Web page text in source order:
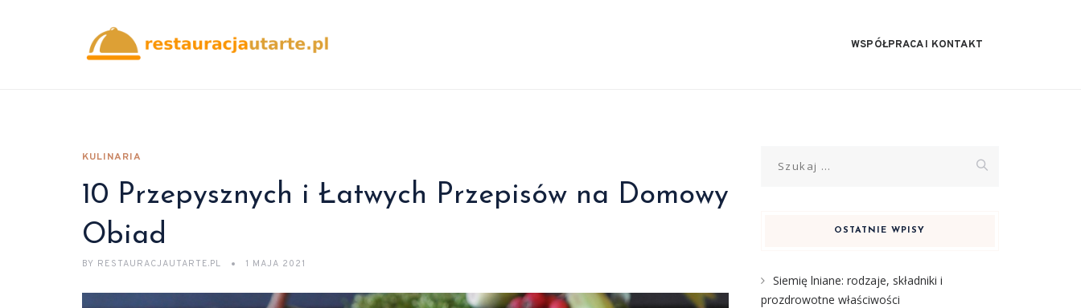
WSPÓŁPRACA I KONTAKT
KULINARIA
10 Przepysznych i Łatwych Przepisów na Domowy
Obiad
BY RESTAURACJAUTARTE.PL 1 MAJA 2021
OSTATNIE WPISY
Siemię lniane: rodzaje, składniki i
prozdrowotne właściwości